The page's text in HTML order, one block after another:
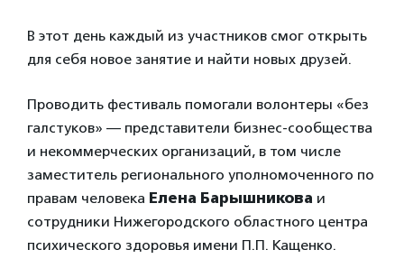
В этот день каждый из участников смог открыть
для себя новое занятие и найти новых друзей.
Проводить фестиваль помогали волонтеры «без
галстуков» — представители бизнес-сообщества
и некоммерческих организаций, в том числе
заместитель регионального уполномоченного по
правам человека Елена Барышникова и
сотрудники Нижегородского областного центра
психического здоровья имени П.П. Кащенко.